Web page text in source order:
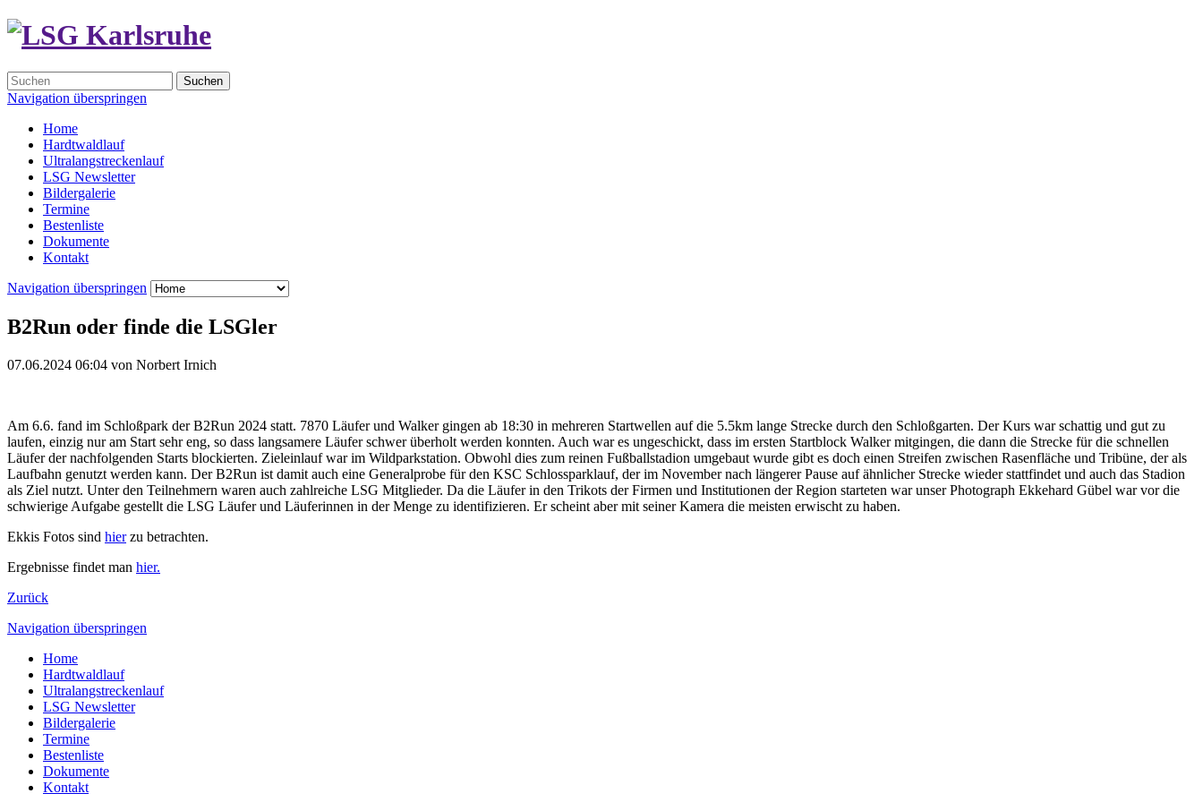
Suchen
Navigation überspringen
Home
Hardtwaldlauf
Ultralangstreckenlauf
LSG Newsletter
Bildergalerie
Termine
Bestenliste
Dokumente
Kontakt
Navigation überspringen
B2Run oder finde die LSGler
07.06.2024 06:04 von Norbert Irnich
Am 6.6. fand im Schloßpark der B2Run 2024 statt. 7870 Läufer und Walker gingen ab 18:30 in mehreren Startwellen auf die 5.5km lange Strecke durch den Schloßgarten. Der Kurs war schattig und gut zu
laufen, einzig nur am Start sehr eng, so dass langsamere Läufer schwer überholt werden konnten. Auch war es ungeschickt, dass im ersten Startblock Walker mitgingen, die dann die Strecke für die schnellen
Läufer der nachfolgenden Starts blockierten. Zieleinlauf war im Wildparkstation. Obwohl dies zum reinen Fußballstadion umgebaut wurde gibt es doch einen Streifen zwischen Rasenfläche und Tribüne, der als
Laufbahn genutzt werden kann. Der B2Run ist damit auch eine Generalprobe für den KSC Schlossparklauf, der im November nach längerer Pause auf ähnlicher Strecke wieder stattfindet und auch das Stadion
als Ziel nutzt. Unter den Teilnehmern waren auch zahlreiche LSG Mitglieder. Da die Läufer in den Trikots der Firmen und Institutionen der Region starteten war unser Photograph Ekkehard Gübel war vor die
schwierige Aufgabe gestellt die LSG Läufer und Läuferinnen in der Menge zu identifizieren. Er scheint aber mit seiner Kamera die meisten erwischt zu haben.
Ekkis Fotos sind hierzu betrachten.
Ergebnisse findet man hier.
Zurück
Navigation überspringen
Home
Hardtwaldlauf
Ultralangstreckenlauf
LSG Newsletter
Bildergalerie
Termine
Bestenliste
Dokumente
Kontakt